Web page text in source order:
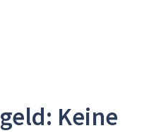
Keine